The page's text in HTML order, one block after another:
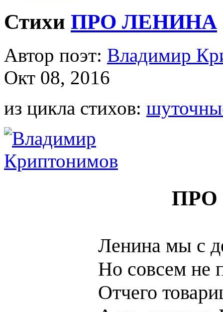
Стихи ПРО ЛЕНИНА
Автор поэт: Владимир
Окт 08, 2016
из цикла стихов:
ПРО
Ленина мы с
Но совсем не
Отчего